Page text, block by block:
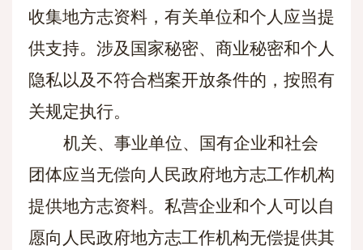
收集地方志资料，有关单位和个人应当提
供支持。涉及国家秘密、商业秘密和个人
隐私以及不符合档案开放条件的，按照有
关规定执行。
机关、事业单位、国有企业和社会
团体应当无偿向人民政府地方志工作机构
提供地方志资料。私营企业和个人可以自
愿向人民政府地方志工作机构无偿提供其